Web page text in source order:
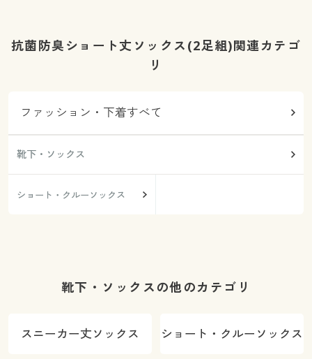
抗菌防臭ショート丈ソックス(2足組)関連カテゴ
リ
ファッション・下着すべて
靴下・ソックス
ショート・クルーソックス
靴下・ソックスの他のカテゴリ
スニーカー丈ソックス ショート・クルーソックス